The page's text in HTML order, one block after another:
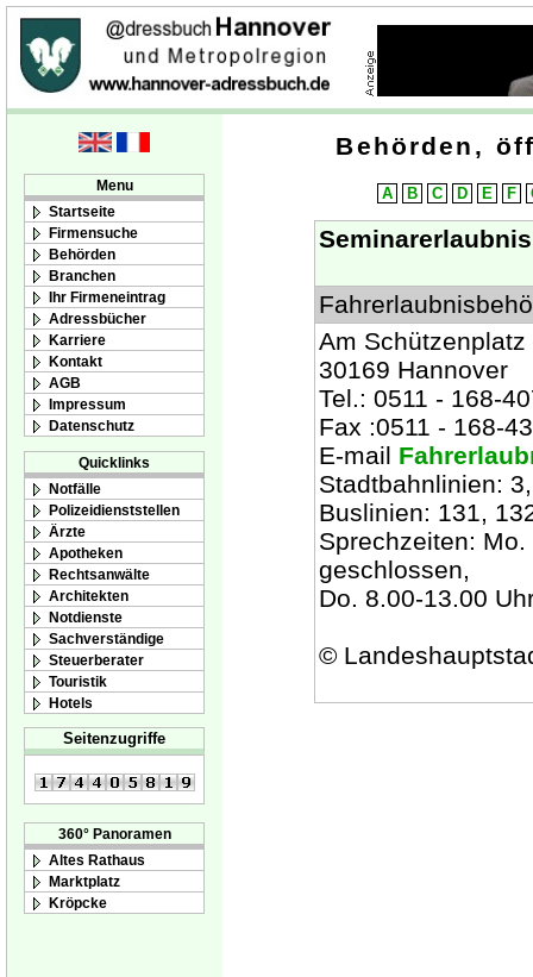
Menu
Startseite
Firmensuche
Behörden
Branchen
Ihr Firmeneintrag
Adressbücher
Karriere
Kontakt
AGB
Impressum
Datenschutz
Quicklinks
Notfälle
Polizeidienststellen
Ärzte
Apotheken
Rechtsanwälte
Architekten
Notdienste
Sachverständige
Steuerberater
Touristik
Hotels
Seitenzugriffe
360° Panoramen
Altes Rathaus
Marktplatz
Kröpcke
Behörden,
A B C D E F
Am Schützenplatz
30169 Hannover
Tel.: 0511 - 168-
Fax :0511 - 168-
E-mail
Stadtbahnlinien:
Buslinien: 131,
Sprechzeiten:
geschlossen,
Do. 8.00-13.00
©